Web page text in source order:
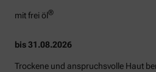
mit frei öl®
bis 31.08.2026
Trockene und anspruchsvolle Haut